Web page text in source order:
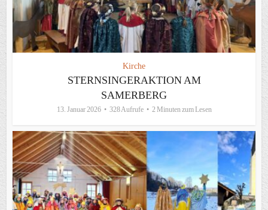
Kirche
STERNSINGERAKTION AM
SAMERBERG
13. Januar 2026 328 Aufrufe 2 Minuten zum Lesen